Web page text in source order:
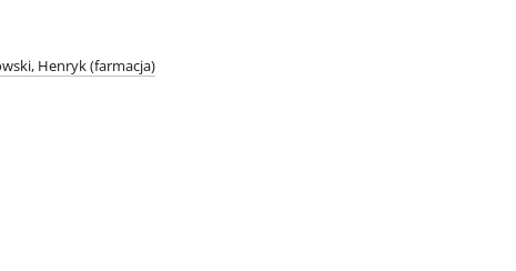
Henryk (farmacja)